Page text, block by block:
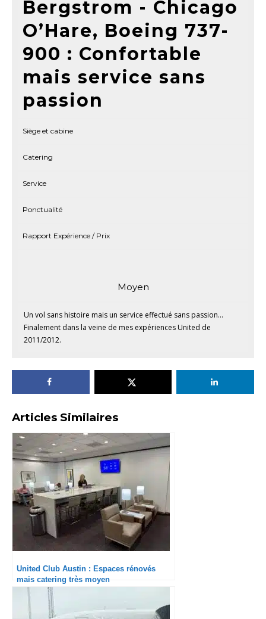
Bergstrom - Chicago
O’Hare, Boeing 737-
900 : Confortable
mais service sans
passion
Siège et cabine
Catering
Service
Ponctualité
Rapport Expérience / Prix
Moyen
Un vol sans histoire mais un service effectué sans passion…
Finalement dans la veine de mes expériences United de
2011/2012.
Articles Similaires
United Club Austin : Espaces rénovés
mais catering très moyen